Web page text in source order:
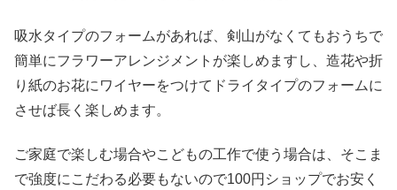
吸水タイプのフォームがあれば、剣山がなくてもおうちで
簡単にフラワーアレンジメントが楽しめますし、造花や折
り紙のお花にワイヤーをつけてドライタイプのフォームに
させば長く楽しめます。
ご家庭で楽しむ場合やこどもの工作で使う場合は、そこま
で強度にこだわる必要もないので100円ショップでお安く